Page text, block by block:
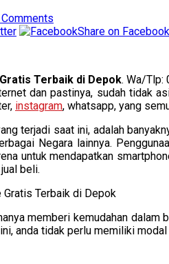
Share on Facebook
Terbaik di Depok. Wa/Tlp:
dan pastinya, sudah tidak
instagram, whatsapp, yang
terjadi saat ini, adalah
Negara lainnya.
untuk mendapatkan
beli.
memberi kemudahan dalam
anda tidak perlu memiliki